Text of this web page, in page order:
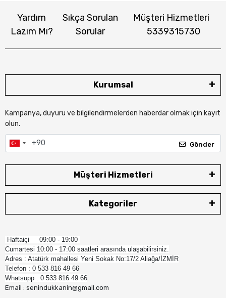
Yardım
Lazım Mı?
Sıkça Sorulan
Sorular
Müşteri Hizmetleri
5339315730
Kurumsal
Kampanya, duyuru ve bilgilendirmelerden haberdar olmak için kayıt
olun.
Gönder
Müşteri Hizmetleri
Kategoriler
Haftaiçi 09:00 - 19:00
Cumartesi 10:00 - 17:00 saatleri arasında ulaşabilirsiniz.
Adres : Atatürk mahallesi Yeni Sokak No:17/2 Aliağa/İZMİR
Telefon : 0 533 816 49 66
Whatsupp : 0 533 816 49 66
Email : senindukkanin@gmail.com